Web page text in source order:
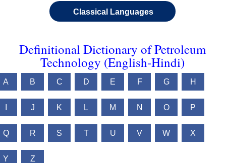
Classical Languages
Definitional Dictionary of Petroleum
Technology (English-Hindi)
A B C D E F G H
J K L M N O P
Q R S T U V W X
Y Z